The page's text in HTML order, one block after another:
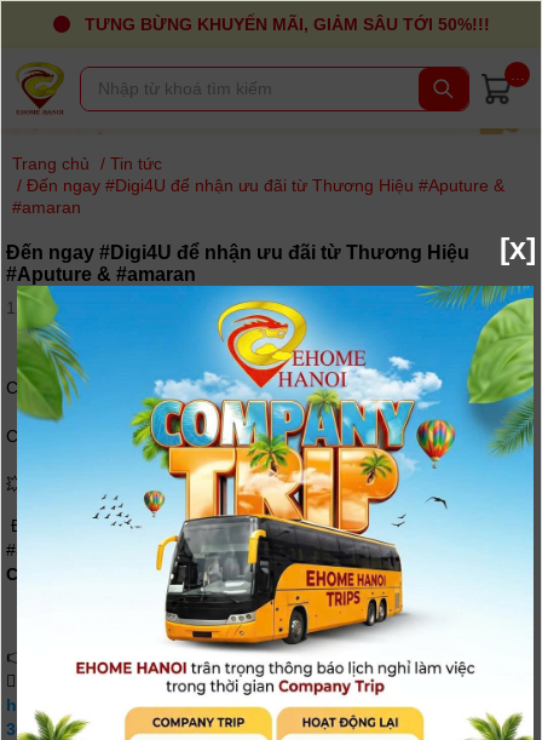
TƯNG BỪNG KHUYẾN MÃI, GIẢM SÂU TỚI 50%!!!
Trang chủ / Tin tức
/ Đến ngay #Digi4U để nhận ưu đãi từ Thương Hiệu #Aputure &
#amaran
Đến ngay #Digi4U để nhận ưu đãi từ Thương Hiệu
#Aputure & #amaran
12-07-2023, 4:53 pm - Lượt xem: 440
Có nên ... Khuyến Mại và… Hạ Giá tại thời điểm này ???
Có chứ !!! sao phải soắn.
💥Duy nhất chỉ có trong tháng 7-2023 này nhé.💥
Đến ngay #Digi4U để nhận ưu đãi từ Thương Hiệu#Aputure
#amaran
( BH 12 Tháng - Chính Hãng )
Chương Trình khuyến mãi đến 17-7-2023( Full VAT )
👉 - Mua đèn amaran 300C Grey Chip LED RGBWW new 2023
 (Tặng 1 Ligh dome mini SE ) trị giá : 1.890k
https://digi4u.net/den-led-amaran-300c-chip-rgbww-full-color-
300w-chinh-hang
[x]